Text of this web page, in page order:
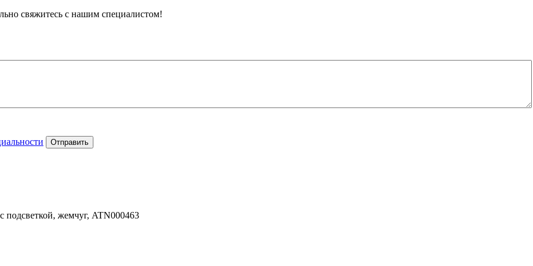
свяжитесь с нашим специалистом!
Отправить
жемчуг, ATN000463